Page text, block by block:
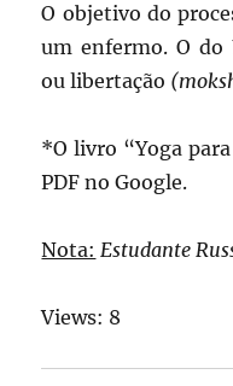
O objetivo do
um enfermo. O do
ou libertação
*O livro “Yoga
PDF no Google.
Nota: Estudante
Views: 8